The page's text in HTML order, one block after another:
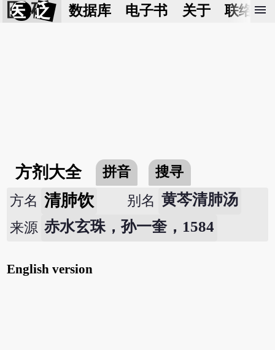
医 砭 数据库 电子书 关于 联络我
menu
方剂大全 拼音
搜寻
方名 清肺饮 别名 黄芩清肺汤
来源 赤水玄珠，孙一奎，1584
English version